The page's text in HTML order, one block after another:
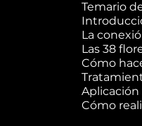
Temario
La
Las 38
Cómo
Aplicación
Cómo